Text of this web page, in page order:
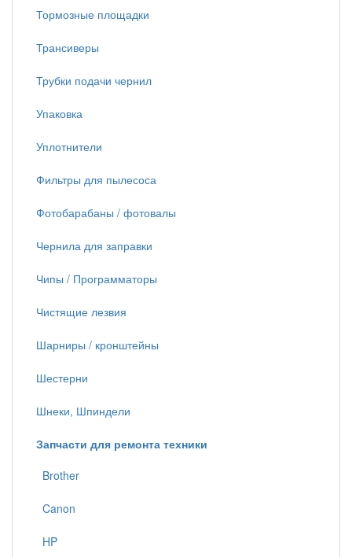
Тормозные площадки
Трансиверы
Трубки подачи чернил
Упаковка
Уплотнители
Фильтры для пылесоса
Фотобарабаны / фотовалы
Чернила для заправки
Чипы / Программаторы
Чистящие лезвия
Шарниры / кронштейны
Шестерни
Шнеки, Шпиндели
Запчасти для ремонта техники
Brother
Canon
HP